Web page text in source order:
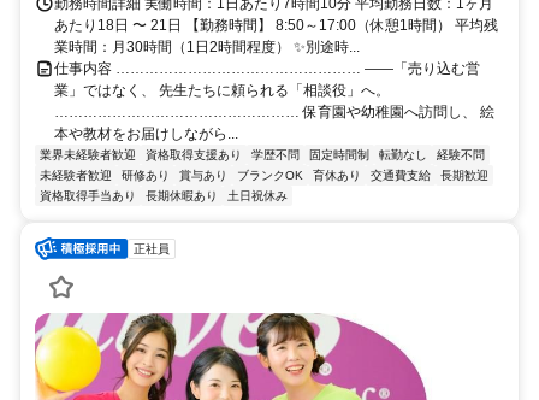
あたり18日 〜 21日 【勤務時間】 8:50～17:00（休憩1時間） 平均残
業時間：月30時間（1日2時間程度） ✨別途時...
仕事内容 …………………………………………… ――「売り込む営
業」ではなく、 先生たちに頼られる「相談役」へ。
…………………………………………… 保育園や幼稚園へ訪問し、 絵
本や教材をお届けしながら...
業界未経験者歓迎 資格取得支援あり 学歴不問 固定時間制 転勤なし
経験不問
未経験者歓迎
研修あり 賞与あり ブランクOK 育休あり 交通費支給
長期歓迎
資格取得手当あり
長期休暇あり 土日祝休み
正社員